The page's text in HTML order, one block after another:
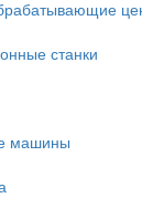
станки
машины